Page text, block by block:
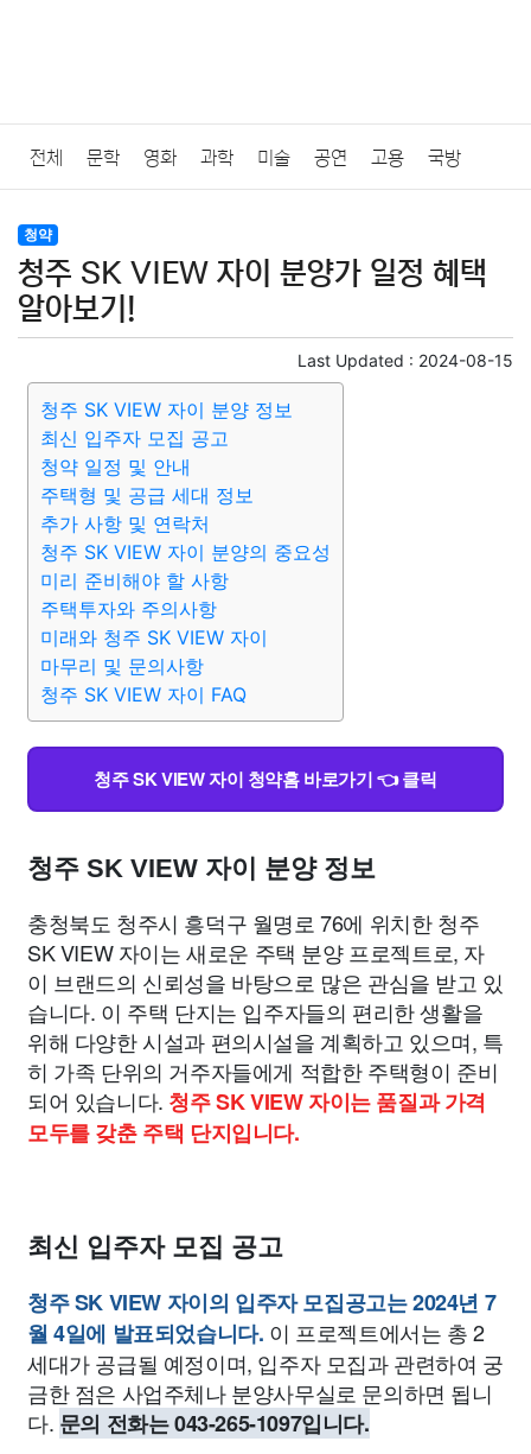
전체 문학 영화 과학 미술 공연 고용 국방
법률
질병 가요 방송 일상 주식 암호화폐 블록체인
미용 증권 인테리어
요리 상품리뷰 원예 금융 게임
대출 자동차 취미 여행
종교 사회 정치 건강 의료 의학
부동산 외국어 교육
청약
청주 SK VIEW 자이 분양가 일정 혜택
알아보기!
Last Updated : 2024-08-15
청주 SK VIEW 자이 분양 정보
최신 입주자 모집 공고
청약 일정 및 안내
주택형 및 공급 세대 정보
추가 사항 및 연락처
청주 SK VIEW 자이 분양의 중요성
미리 준비해야 할 사항
주택투자와 주의사항
미래와 청주 SK VIEW 자이
마무리 및 문의사항
청주 SK VIEW 자이 FAQ
청주 SK VIEW 자이 청약홈 바로가기 👈 클릭
청주 SK VIEW 자이 분양 정보
충청북도 청주시 흥덕구 월명로 76에 위치한 청주
SK VIEW 자이는 새로운 주택 분양 프로젝트로, 자
이 브랜드의 신뢰성을 바탕으로 많은 관심을 받고 있
습니다. 이 주택 단지는 입주자들의 편리한 생활을
위해 다양한 시설과 편의시설을 계획하고 있으며, 특
히 가족 단위의 거주자들에게 적합한 주택형이 준비
되어 있습니다. 청주 SK VIEW 자이는 품질과 가격
모두를 갖춘 주택 단지입니다.
최신 입주자 모집 공고
청주 SK VIEW 자이의 입주자 모집공고는 2024년 7
월 4일에 발표되었습니다. 이 프로젝트에서는 총 2
세대가 공급될 예정이며, 입주자 모집과 관련하여 궁
금한 점은 사업주체나 분양사무실로 문의하면 됩니
다. 문의 전화는 043-265-1097입니다.